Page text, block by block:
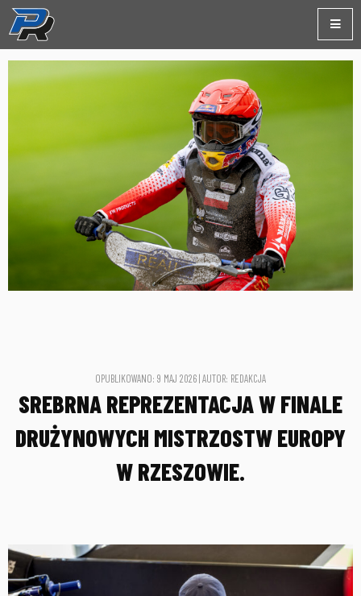
OPUBLIKOWANO: 9 MAJ 2026 | AUTOR: REDAKCJA
SREBRNA REPREZENTACJA W FINALE
DRUŻYNOWYCH MISTRZOSTW EUROPY
W RZESZOWIE.